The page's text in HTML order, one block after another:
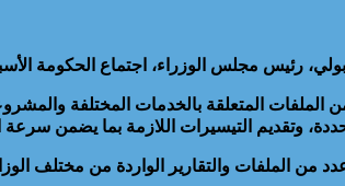
رئيس مجلس الوزراء، اجتماع الحكومة
الملفات المتعلقة بالخدمات المختلفة
وتقديم التيسيرات اللازمة بما يضمن
من الملفات والتقارير الواردة من مختلف